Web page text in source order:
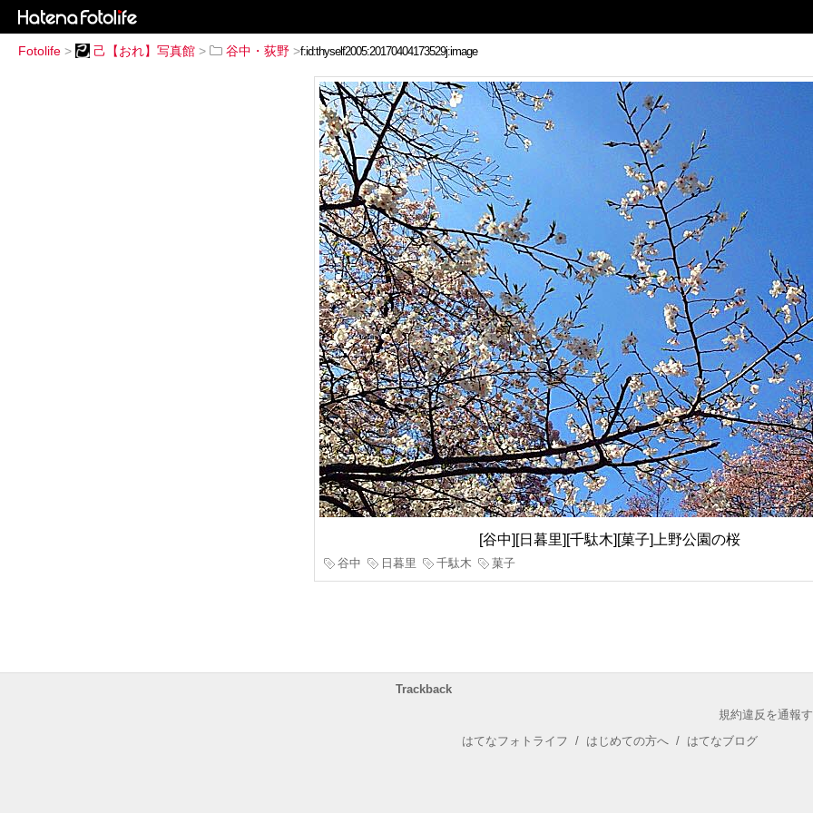
Fotolife > 己【おれ】写真館 > 谷中・荻野 >
[谷中][日暮里][千駄木][菓子]上野公園の桜
谷中 日暮里 千駄木 菓子
Trackback
規約違反を通報
はてなフォトライフ / はじめての方へ / はてなブログ